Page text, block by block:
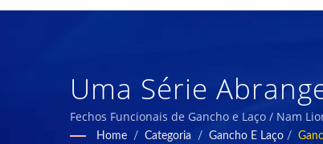
Uma Série
Retardante De
Fechos Funcionais de Gancho e Laço / Nam
Home / Categoria / Gancho E Laço /